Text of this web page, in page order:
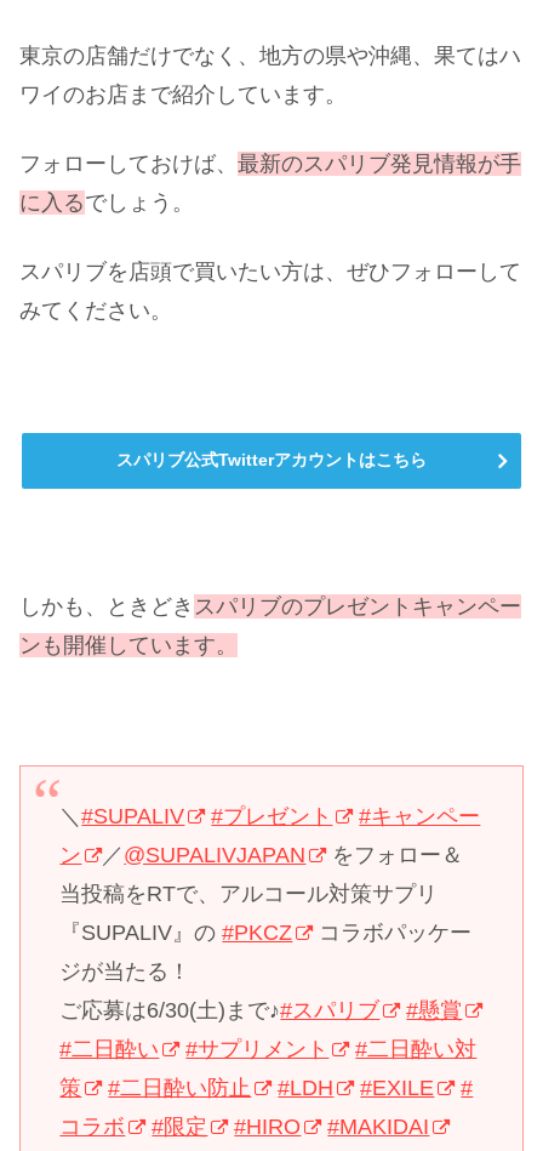
東京の店舗だけでなく、地方の県や沖縄、果てはハ
ワイのお店まで紹介しています。
フォローしておけば、 最新のスパリブ発見情報が手
に入るでしょう。
スパリブを店頭で買いたい方は、ぜひフォローして
みてください。
スパリブ公式Twitterアカウントはこちら
しかも、ときどき スパリブのプレゼントキャンペー
ンも開催しています。
＼#SUPALIV #プレゼント
#キャンペー
ン
／ @SUPALIVJAPAN
をフォロー＆
当投稿をRTで、アルコール対策サプリ
『SUPALIV』の#PKCZ
コラボパッケー
ジが当たる！
ご応募は6/30(土)まで♪#スパリブ
#懸賞
#二日酔い
#サプリメント
#二日酔い対
策
#二日酔い防止 #LDH #EXILE
#
コラボ
#限定 #HIRO
#MAKIDAI